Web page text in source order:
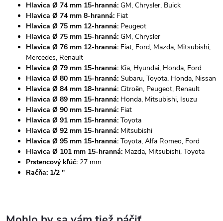
Hlavica Ø 74 mm 15-hranná: GM, Chrysler, Buick
Hlavica Ø 74 mm 8-hranná: Fiat
Hlavica Ø 75 mm 12-hranná: Peugeot
Hlavica Ø 75 mm 15-hranná: GM, Chrysler
Hlavica Ø 76 mm 12-hranná: Fiat, Ford, Mazda, Mitsubishi,
Mercedes, Renault
Hlavica Ø 79 mm 15-hranná: Kia, Hyundai, Honda, Ford
Hlavica Ø 80 mm 15-hranná: Subaru, Toyota, Honda, Nissan
Hlavica Ø 84 mm 18-hranná: Citroën, Peugeot, Renault
Hlavica Ø 89 mm 15-hranná: Honda, Mitsubishi, Isuzu
Hlavica Ø 90 mm 15-hranná: Fiat
Hlavica Ø 91 mm 15-hranná: Toyota
Hlavica Ø 92 mm 15-hranná: Mitsubishi
Hlavica Ø 95 mm 15-hranná: Toyota, Alfa Romeo, Ford
Hlavica Ø 101 mm 15-hranná: Mazda, Mitsubishi, Toyota
Prstencový kľúč: 27 mm
Račňa: 1/2 "